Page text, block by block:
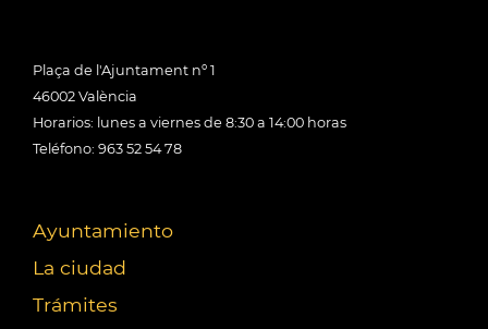
Plaça de l'Ajuntament nº 1
46002 València
Horarios: lunes a viernes de 8:30 a 14:00 horas
Teléfono: 963 52 54 78
Ayuntamiento
La ciudad
Trámites